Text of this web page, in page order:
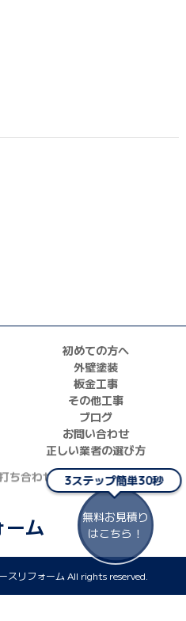
初めての方へ
外壁塗装
板金工事
その他工事
ブログ
お問い合わせ
正しい業者の選び方
ち合わせ
ーム
スリフォーム All rights reserved.
3ステップ簡単30秒
無料お見積り
はこちら！